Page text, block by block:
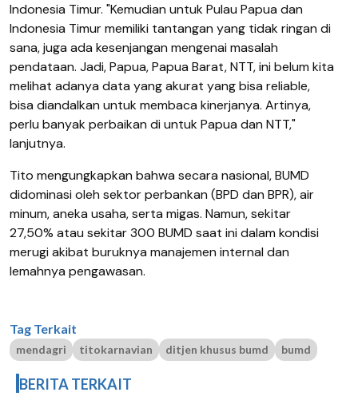
Indonesia Timur. "Kemudian untuk Pulau Papua dan
Indonesia Timur memiliki tantangan yang tidak ringan di
sana, juga ada kesenjangan mengenai masalah
pendataan. Jadi, Papua, Papua Barat, NTT, ini belum kita
melihat adanya data yang akurat yang bisa reliable,
bisa diandalkan untuk membaca kinerjanya. Artinya,
perlu banyak perbaikan di untuk Papua dan NTT,"
lanjutnya.
Tito mengungkapkan bahwa secara nasional, BUMD
didominasi oleh sektor perbankan (BPD dan BPR), air
minum, aneka usaha, serta migas. Namun, sekitar
27,50% atau sekitar 300 BUMD saat ini dalam kondisi
merugi akibat buruknya manajemen internal dan
lemahnya pengawasan.
Tag Terkait
mendagri titokarnavian ditjen khusus bumd bumd
BERITA TERKAIT